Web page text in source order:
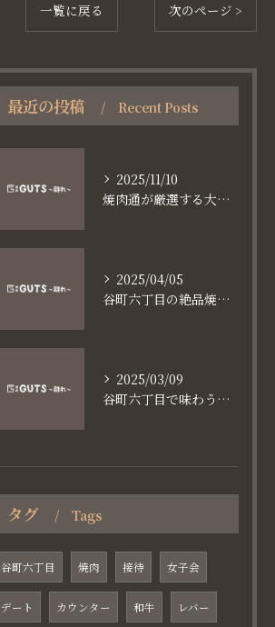
一覧に戻る 次のページ >
最近の投稿 Recent Posts
2025/11/10
焼肉通が厳選する大阪長堀鶴見緑地線谷町六丁目満足食事術
2025/04/05
谷町六丁目の絶品焼肉体験
2025/03/09
谷町六丁目で味わう家族と焼肉の魅力
タグ Tags
谷町六丁目 焼肉 接待 女子会
デート カウンター 和牛 レバー